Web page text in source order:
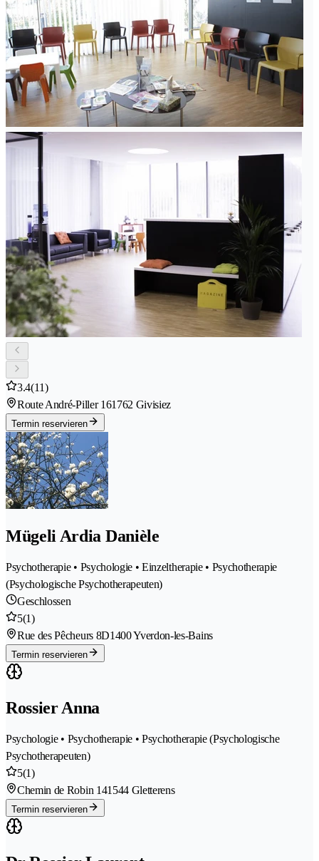
3.4(11)
Route André-Piller 161762 Givisiez
Termin reservieren
Mügeli Ardia Danièle
Psychotherapie • Psychologie • Einzeltherapie • Psychotherapie
(Psychologische Psychotherapeuten)
Geschlossen
5(1)
Rue des Pêcheurs 8D1400 Yverdon-les-Bains
Termin reservieren
Rossier Anna
Psychologie • Psychotherapie • Psychotherapie (Psychologische
Psychotherapeuten)
5(1)
Chemin de Robin 141544 Gletterens
Termin reservieren